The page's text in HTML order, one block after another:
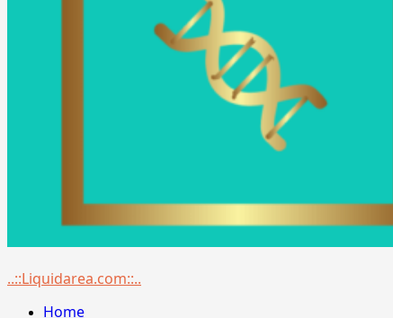
Menu
..::Liquidarea.com::..
Home